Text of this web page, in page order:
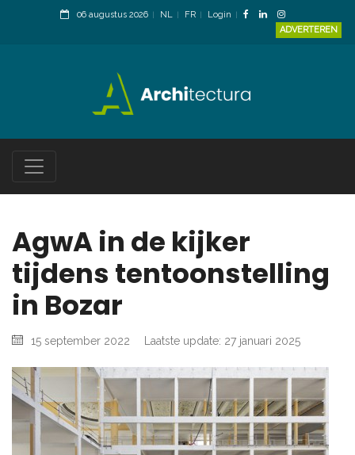
06 augustus 2026 NL FR
Login
ADVERTEREN
AgwA in de kijker
tijdens tentoonstelling
in Bozar
15 september 2022 Laatste update: 27 januari 2025